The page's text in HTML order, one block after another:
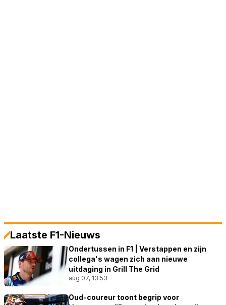
Laatste F1-Nieuws
Ondertussen in F1 | Verstappen en zijn
collega's wagen zich aan nieuwe
uitdaging in Grill The Grid
aug 07, 13:53
Oud-coureur toont begrip voor